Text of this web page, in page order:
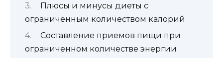
Плюсы и минусы диеты с
ограниченным количеством калорий
Составление приемов пищи при
ограниченном количестве энергии